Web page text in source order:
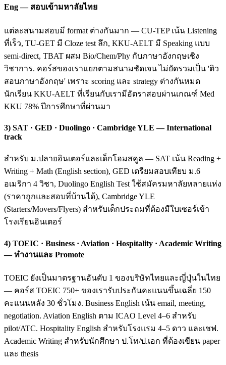
Eng — สอบเข้ามหาลัยไทย
แต่ละสนามสอบมี format ต่างกันมาก — CU-TEP เน้น Listening
ที่เร็ว, TU-GET มี Cloze test ลึก, KKU-AELT มี Speaking แบบ
semi-direct, TBAT ผสม Bio/Chem/Phy กับภาษาอังกฤษเชิง
วิชาการ. คอร์สของเราแยกตามสนามชัดเจน ไม่ยัดรวมเป็น 'ติว
สอบภาษาอังกฤษ' เพราะ scoring และ strategy ต่างกันหมด
นักเรียน KKU-AELT ที่เรียนกับเรามีอัตราสอบผ่านเกณฑ์ Med
KKU 78% ปีการศึกษาที่ผ่านมา
3) SAT · GED · Duolingo · Cambridge YLE — International
track
สำหรับ ม.ปลายอินเตอร์และเด็กโฮมสคูล — SAT เน้น Reading +
Writing + Math (English section), GED เตรียมสอบเทียบ ม.6
อเมริกา 4 วิชา, Duolingo English Test ใช้สมัครมหาลัยหลายแห่ง
(ราคาถูกและสอบที่บ้านได้), Cambridge YLE
(Starters/Movers/Flyers) สำหรับเด็กประถมที่ต้องมีใบเซอร์เข้า
โรงเรียนอินเตอร์
4) TOEIC · Business · Aviation · Hospitality · Academic Writing
— ทำงานและ Promote
TOEIC ยังเป็นมาตรฐานอันดับ 1 ของบริษัทไทยและญี่ปุ่นในไทย
— คอร์ส TOEIC 750+ ของเรารับประกันคะแนนขึ้นเฉลี่ย 150
คะแนนหลัง 30 ชั่วโมง. Business English เน้น email, meeting,
negotiation. Aviation English ตาม ICAO Level 4–6 สำหรับ
pilot/ATC. Hospitality English สำหรับโรงแรม 4–5 ดาว และเชฟ.
Academic Writing สำหรับนักศึกษา ป.โท/ป.เอก ที่ต้องเขียน paper
และ thesis